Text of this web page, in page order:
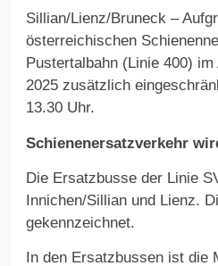
Sillian/Lienz/Bruneck –
österreichischen
Pustertalbahn (Linie 400)
2025 zusätzlich
13.30 Uhr.
Schienenersatzverkehr
Die Ersatzbusse der Linie
Innichen/Sillian und Lienz.
gekennzeichnet.
In den Ersatzbussen ist die